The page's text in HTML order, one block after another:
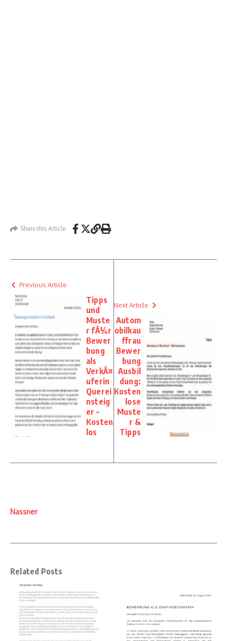
Share this Article
Previous Article
Tipps
und
Muste
r fÃ¼r
Bewer
bung
als
VerkÃ¤
uferin
Querei
nsteig
er –
Kosten
los
Next Article
Autom
obilkau
ffrau
Bewer
bung
Ausbil
dung:
Kosten
lose
Muste
r &
Tipps
Nassner
Related Posts